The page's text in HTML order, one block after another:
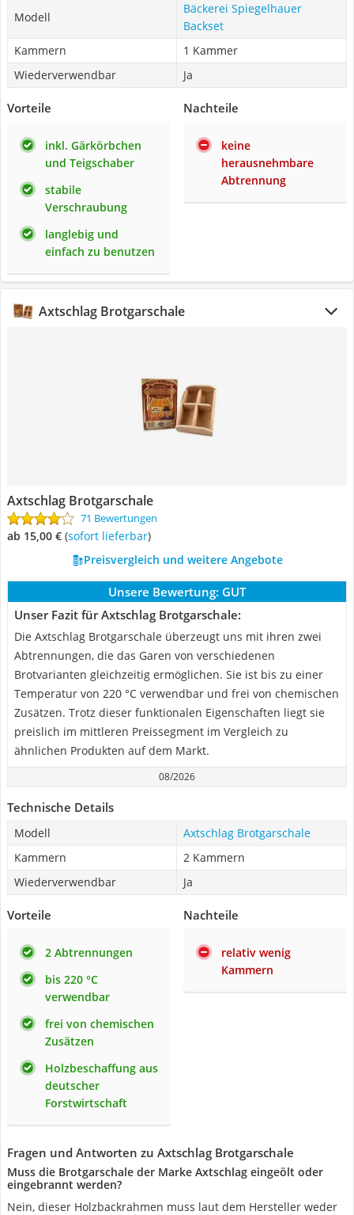
Modell
Bäckerei Spiegelhauer
Backset
Kammern
1 Kammer
Wiederverwendbar
Ja
Vorteile
inkl. Gärkörbchen
und Teigschaber
stabile
Verschraubung
langlebig und
einfach zu benutzen
Nachteile
keine
herausnehmbare
Abtrennung
Axtschlag Brotgarschale
Axtschlag Brotgarschale
71 Bewertungen
ab 15,00 € ( Sofort lieferbar)
Preisvergleich und weitere Angebote
Unsere Bewertung: GUT
Unser Fazit für Axtschlag Brotgarschale:
Die Axtschlag Brotgarschale überzeugt uns mit ihren zwei
Abtrennungen, die das Garen von verschiedenen
Brotvarianten gleichzeitig ermöglichen. Sie ist bis zu einer
Temperatur von 220 °C verwendbar und frei von chemischen
Zusätzen. Trotz dieser funktionalen Eigenschaften liegt sie
preislich im mittleren Preissegment im Vergleich zu
ähnlichen Produkten auf dem Markt.
08/2026
Technische Details
Modell
Axtschlag Brotgarschale
Kammern
2 Kammern
Wiederverwendbar
Ja
Vorteile
2 Abtrennungen
bis 220 °C
verwendbar
frei von chemischen
Zusätzen
Holzbeschaffung aus
deutscher
Forstwirtschaft
Nachteile
relativ wenig
Kammern
Fragen und Antworten zu Axtschlag Brotgarschale
Muss die Brotgarschale der Marke Axtschlag eingeölt oder
eingebrannt werden?
Nein, dieser Holzbackrahmen muss laut dem Hersteller weder